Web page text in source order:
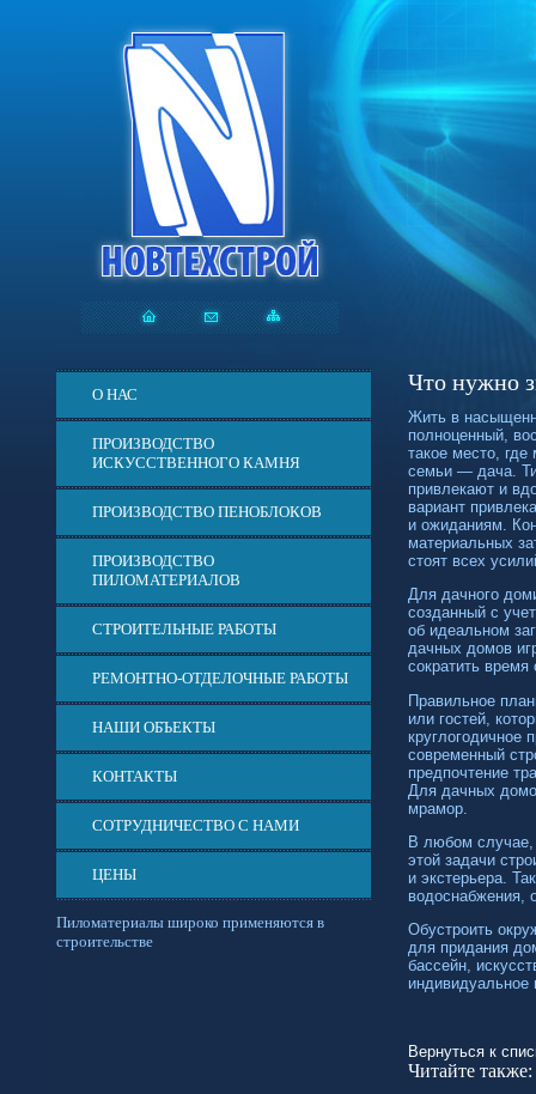
О НАС
ПРОИЗВОДСТВО
ИСКУССТВЕННОГО КАМНЯ
ПРОИЗВОДСТВО ПЕНОБЛОКОВ
ПРОИЗВОДСТВО
ПИЛОМАТЕРИАЛОВ
СТРОИТЕЛЬНЫЕ РАБОТЫ
РЕМОНТНО-ОТДЕЛОЧНЫЕ РАБОТЫ
НАШИ ОБЪЕКТЫ
КОНТАКТЫ
СОТРУДНИЧЕСТВО С НАМИ
ЦЕНЫ
Пиломатериалы широко применяются в
строительстве
Что нужно
Жить в
полноценный,
такое место,
семьи — дача.
привлекают и
вариант
и ожиданиям.
материальных
стоят всех
Для дачного
созданный с
об идеальном
дачных домов
сократить время
Правильное
или гостей,
круглогодичное
современный
предпочтение
Для дачных
мрамор.
В любом случае,
этой задачи
и экстерьера.
водоснабжения,
Обустроить
для придания
бассейн,
индивидуальное
Вернуться к
Читайте также: